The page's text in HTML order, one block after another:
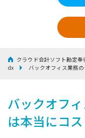
クラウド会計ソフト勘定奉
dx
バックオフィス業務
バックオフ
は本当にコ